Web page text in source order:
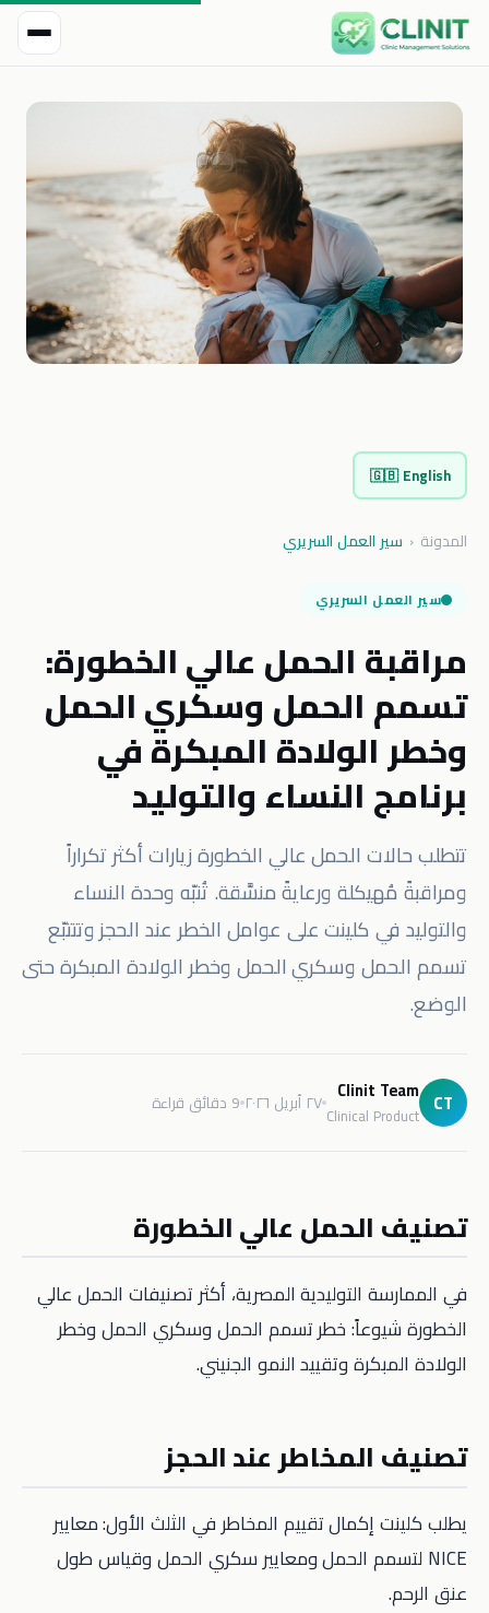
🇬🇧 English
المدونة ‹ سير العمل السريري
سير العمل السريري
مراقبة الحمل عالي الخطورة:
تسمم الحمل وسكري الحمل
وخطر الولادة المبكرة في
برنامج النساء والتوليد
تتطلب حالات الحمل عالي الخطورة زيارات أكثر تكراراً
ومراقبةً مُهيكلة ورعايةً منسَّقة. تُنبّه وحدة النساء
والتوليد في كلينت على عوامل الخطر عند الحجز وتتتبّع
تسمم الحمل وسكري الحمل وخطر الولادة المبكرة حتى
الوضع.
CT
Clinit Team
Clinical Product ٢٧ أبريل ٢٠٢٦ 9 دقائق قراءة
تصنيف الحمل عالي الخطورة
في الممارسة التوليدية المصرية، أكثر تصنيفات الحمل عالي
الخطورة شيوعاً: خطر تسمم الحمل وسكري الحمل وخطر
الولادة المبكرة وتقييد النمو الجنيني.
تصنيف المخاطر عند الحجز
يطلب كلينت إكمال تقييم المخاطر في الثلث الأول: معايير
NICE لتسمم الحمل ومعايير سكري الحمل وقياس طول
عنق الرحم.